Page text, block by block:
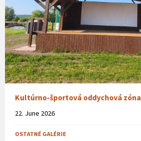
Kultúrno-športová oddychová zóna
22. June 2026
OSTATNÉ GALÉRIE